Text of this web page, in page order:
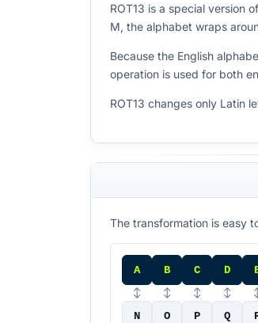
ROT13 is a special version
M, the alphabet wraps
Because the English
operation is used for both
ROT13 changes only Latin
The transformation is easy
A B C D
↕
↕ ↕ ↕
N
O P Q